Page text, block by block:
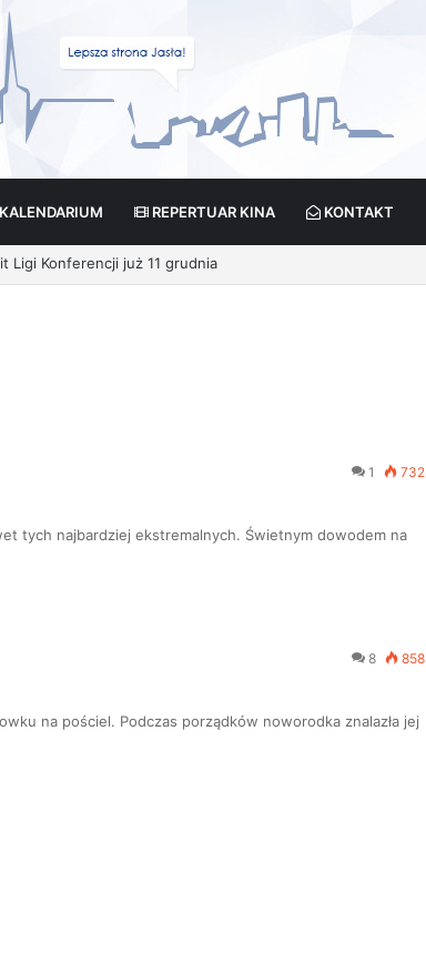
REPERTUAR KINA KONTAKT
Ligi Konferencji już 11 grudnia
1 732
tych najbardziej ekstremalnych. Świetnym dowodem na
8 858
na pościel. Podczas porządków noworodka znalazła jej